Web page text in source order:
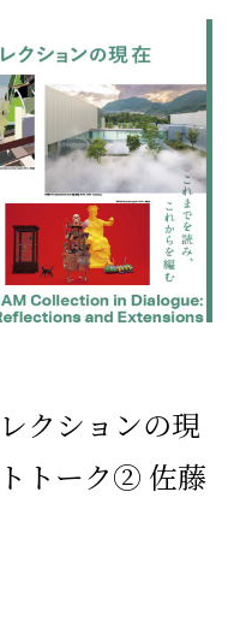
クションの現
トーク② 佐藤